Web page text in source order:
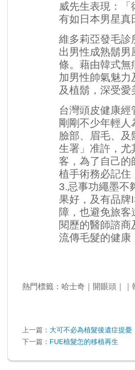
威先生表現：
有如日本男星真
維多莉亞發毛診
出男性成熟鬍男
條。藉由韓式無
加男性帥氣魅力
及植鬍，深受愛
台灣頭皮健康
剛剛不少年輕
臉部、眉毛、
生署」准許，尤
客，為了自己的
植手術務必記住
3.忌事功繩墨不
果好，及有品牌
障，也避免旅
閱歷的醫師諮
流傳毛髮的健康
熱門標籤： 哈士奇 開眼頭
上一篇： 大可不必為植髮後遺症提憂
下一篇： FUE植髮怎的移植再生